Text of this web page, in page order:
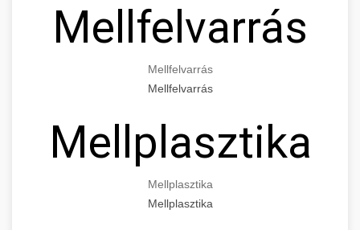
Mellfelvarrás
Mellfelvarrás
Mellfelvarrás
Mellplasztika
Mellplasztika
Mellplasztika